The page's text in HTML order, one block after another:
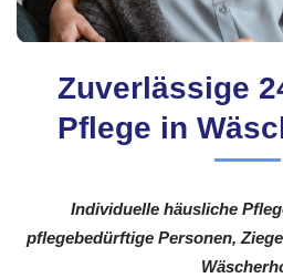
Zuverlässige
Pflege in
Individuelle häusliche
pflegebedürftige Personen,